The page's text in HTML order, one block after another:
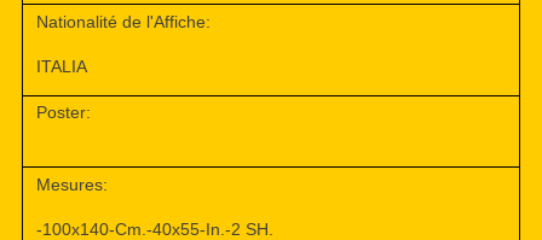
Nationalité de l'Affiche:
ITALIA
Poster:
Mesures:
-100x140-Cm.-40x55-In.-2 SH.